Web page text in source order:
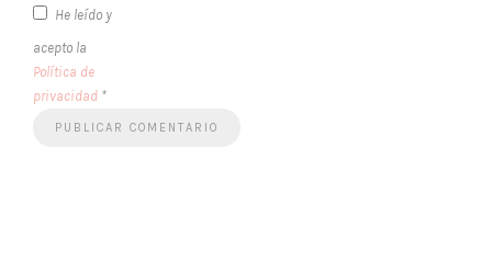
He leído y
acepto la
Política de
privacidad *